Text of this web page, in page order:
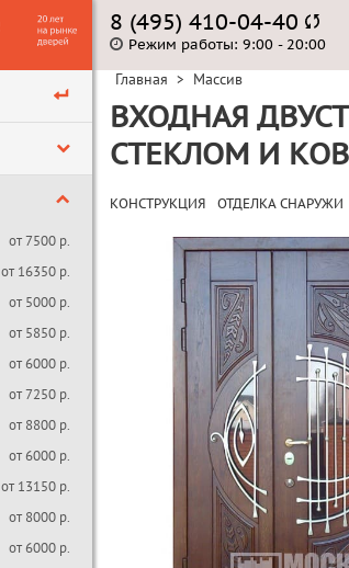
от 7500 р.
от 16350 р.
от 5000 р.
от 5850 р.
от 6000 р.
от 7250 р.
от 8800 р.
от 6000 р.
от 13150 р.
от 8000 р.
от 6000 р.
8 (495) 410-04-40
Режим работы: 9:00 - 20:00
Главная > Массив
ВХОДНАЯ
СТЕКЛОМ И
КОНСТРУКЦИЯ ОТДЕЛКА СНАРУЖИ